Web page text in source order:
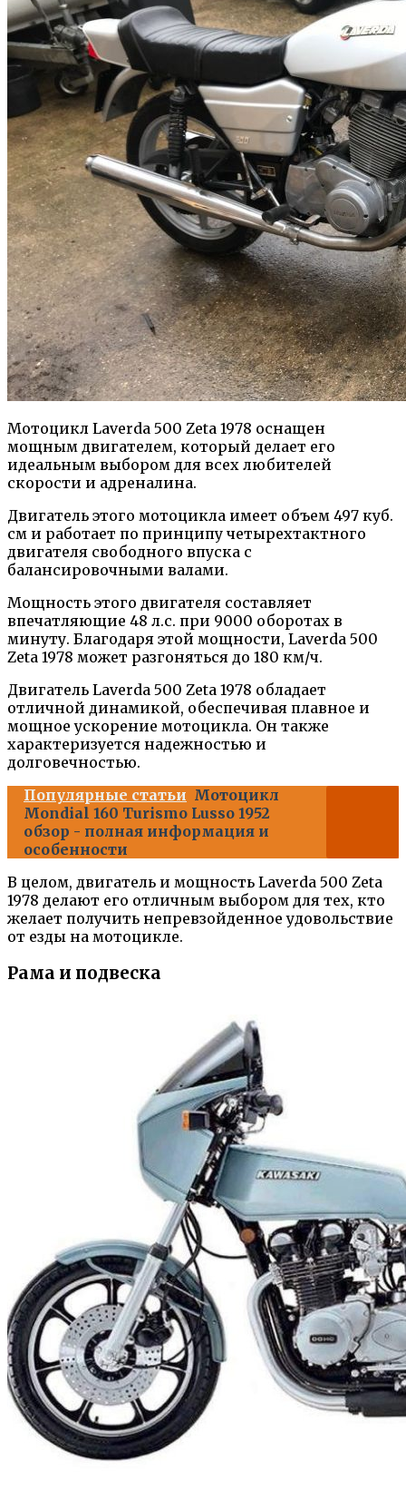
Мотоцикл Laverda 500 Zeta 1978 оснащен
мощным двигателем, который делает его
идеальным выбором для всех любителей
скорости и адреналина.
Двигатель этого мотоцикла имеет объем 497 куб.
см и работает по принципу четырехтактного
двигателя свободного впуска c
балансировочными валами.
Мощность этого двигателя составляет
впечатляющие 48 л.с. при 9000 оборотах в
минуту. Благодаря этой мощности, Laverda 500
Zeta 1978 может разгоняться до 180 км/ч.
Двигатель Laverda 500 Zeta 1978 обладает
отличной динамикой, обеспечивая плавное и
мощное ускорение мотоцикла. Он также
характеризуется надежностью и
долговечностью.
Популярные статьи Мотоцикл
Mondial 160 Turismo Lusso 1952
обзор - полная информация и
особенности
В целом, двигатель и мощность Laverda 500 Zeta
1978 делают его отличным выбором для тех, кто
желает получить непревзойденное удовольствие
от езды на мотоцикле.
Рама и подвеска